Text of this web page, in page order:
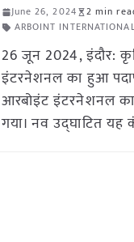
June 26, 2024
2 min
ARBOINT
26 जून 2024, इंदौर:
इंटरनेशनल का हुआ
आरबोइंट इंटरनेशनल
गया। नव उद्घाटित यह